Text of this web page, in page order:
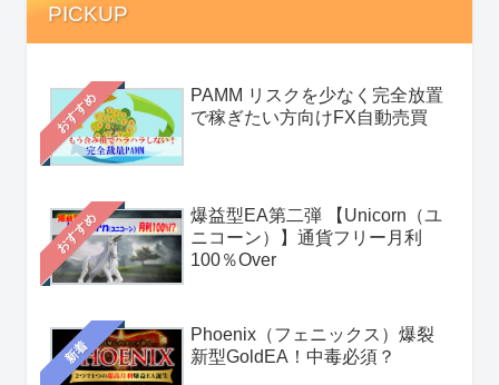
PICKUP
おすすめ
PAMM リスクを少なく完全放置
で稼ぎたい方向けFX自動売買
おすすめ
爆益型EA第二弾 【Unicorn（ユ
ニコーン）】通貨フリー月利
100％Over
新着
Phoenix（フェニックス）爆裂
新型GoldEA！中毒必須？